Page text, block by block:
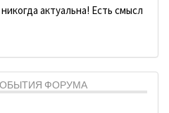
актуальна! Есть смысл
СОБЫТИЯ ФОРУМА